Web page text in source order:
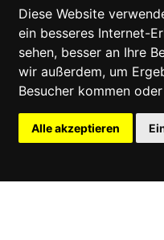
Diese Website
ein besseres Internet-
sehen, besser an Ihre
wir außerdem, um
Besucher kommen
Alle akzeptieren